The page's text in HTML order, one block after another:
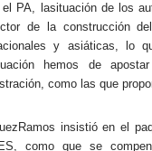
el PA, lasituación de los
de la construcción
y asiáticas, lo
hemos de
como las que
insistió en el
como que se